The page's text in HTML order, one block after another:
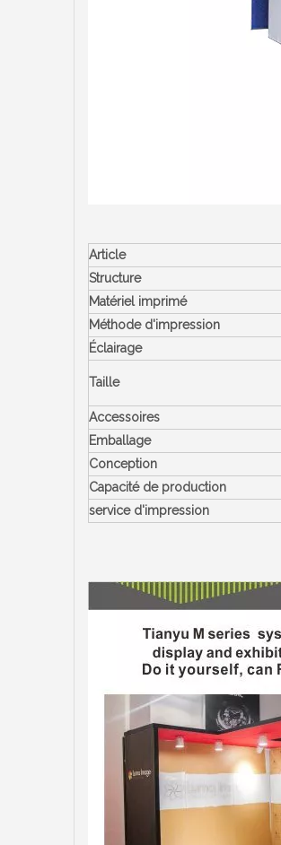
Article
Structure
Matériel imprimé
Méthode d'impression
Éclairage
Taille
Accessoires
Emballage
Conception
Capacité de production
service d'impression